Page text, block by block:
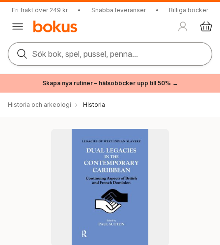
Fri frakt över 249 kr • Snabba leveranser • Billiga böcker
Sök bok, spel, pussel, penna...
Skapa nya rutiner – hälsoböcker upp till 50% →
Historia och arkeologi Historia